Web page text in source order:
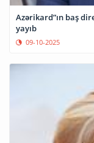
Azərikard”ın baş
yayıb
09-10-2025